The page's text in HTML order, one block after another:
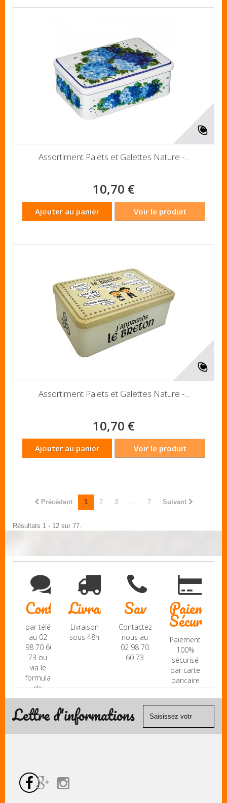
Assortiment Palets et Galettes Nature -...
10,70 €
Ajouter au panier Voir le produit
Assortiment Palets et Galettes Nature -...
10,70 €
Ajouter au panier Voir le produit
Précédent 1 2 3 ... 7 Suivant
Résultats 1 - 12 sur 77.
Contact
par téléphone
au 02
98 70 60
73 ou
via le
formulaire
de
contact
Livraison
Livraison
sous 48h
Sav
Contactez-
nous au
02 98 70
60 73
Paiement
Sécurisé
Paiement
100%
sécurisé
par carte
bancaire
(Mastercard,
Visa, ...) et
Lettre d'informations